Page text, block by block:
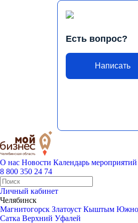
Есть вопрос?
Написать
О нас Новости Календарь мероприятий
8 800 350 24 74
Личный кабинет
Челябинск
Магнитогорск Златоуст Кыштым
Сатка Верхний Уфалей